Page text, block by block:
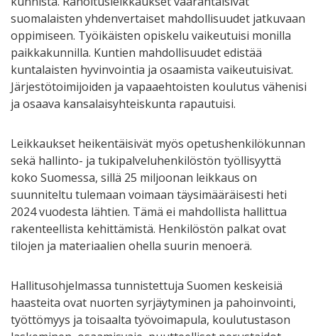
suomalaisten yhdenvertaiset mahdollisuudet jatkuvaan
oppimiseen. Työikäisten opiskelu vaikeutuisi monilla
paikkakunnilla. Kuntien mahdollisuudet edistää
kuntalaisten hyvinvointia ja osaamista vaikeutuisivat.
Järjestötoimijoiden ja vapaaehtoisten koulutus vähenisi
ja osaava kansalaisyhteiskunta rapautuisi.
Leikkaukset heikentäisivät myös opetushenkilökunnan
sekä hallinto- ja tukipalveluhenkilöstön työllisyyttä
koko Suomessa, sillä 25 miljoonan leikkaus on
suunniteltu tulemaan voimaan täysimääräisesti heti
2024 vuodesta lähtien. Tämä ei mahdollista hallittua
rakenteellista kehittämistä. Henkilöstön palkat ovat
tilojen ja materiaalien ohella suurin menoerä.
Hallitusohjelmassa tunnistettuja Suomen keskeisiä
haasteita ovat nuorten syrjäytyminen ja pahoinvointi,
työttömyys ja toisaalta työvoimapula, koulutustason